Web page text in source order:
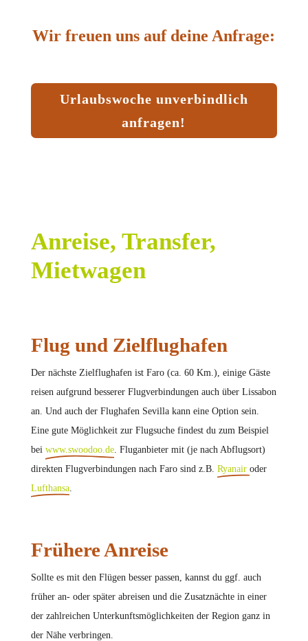
Wir freuen uns auf deine Anfrage:
Urlaubswoche unverbindlich
anfragen!
Anreise, Transfer,
Mietwagen
Flug und Zielflughafen
Der nächste Zielflughafen ist Faro (ca. 60 Km.), einige Gäste
reisen aufgrund besserer Flugverbindungen auch über Lissabon
an. Und auch der Flughafen Sevilla kann eine Option sein.
Eine gute Möglichkeit zur Flugsuche findest du zum Beispiel
bei www.swoodoo.de. Fluganbieter mit (je nach Abflugsort)
direkten Flugverbindungen nach Faro sind z.B. Ryanair oder
Lufthansa.
Frühere Anreise
Sollte es mit den Flügen besser passen, kannst du ggf. auch
früher an- oder später abreisen und die Zusatznächte in einer
der zahlreichen Unterkunftsmöglichkeiten der Region ganz in
der Nähe verbringen.